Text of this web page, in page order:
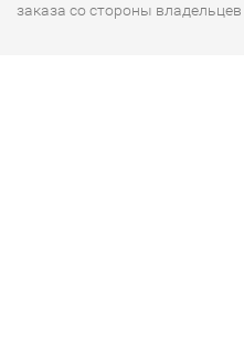
заказа со стороны владельцев